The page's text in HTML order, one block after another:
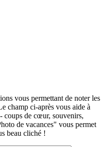
vous permettant de noter les
champ ci-après vous aide à
coups de cœur, souvenirs,
de vacances" vous permet
beau cliché !